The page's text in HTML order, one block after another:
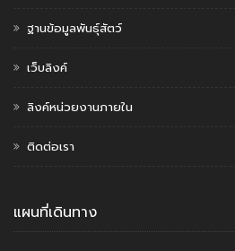
ฐานข้อมูลพันธุ์สัตว์
เว็บลิงค์
ลิงค์หน่วยงานภายใน
ติดต่อเรา
แผนที่เดินทาง